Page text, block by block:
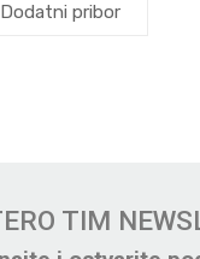
Dodatni pribor
TIM